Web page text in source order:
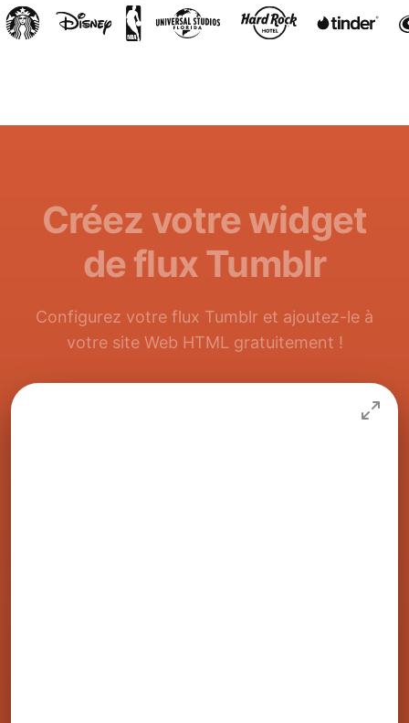
Créez votre widget
de flux Tumblr
Configurez votre flux Tumblr et ajoutez-le à
votre site Web HTML gratuitement !